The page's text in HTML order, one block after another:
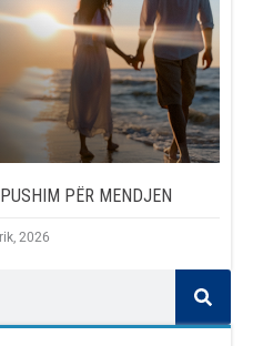
PËR MENDJEN
2026